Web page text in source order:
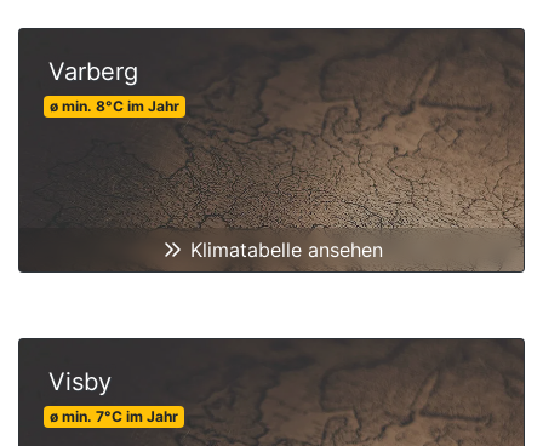
Varberg
ø min. 8°C im Jahr
Klimatabelle ansehen
Visby
ø min. 7°C im Jahr